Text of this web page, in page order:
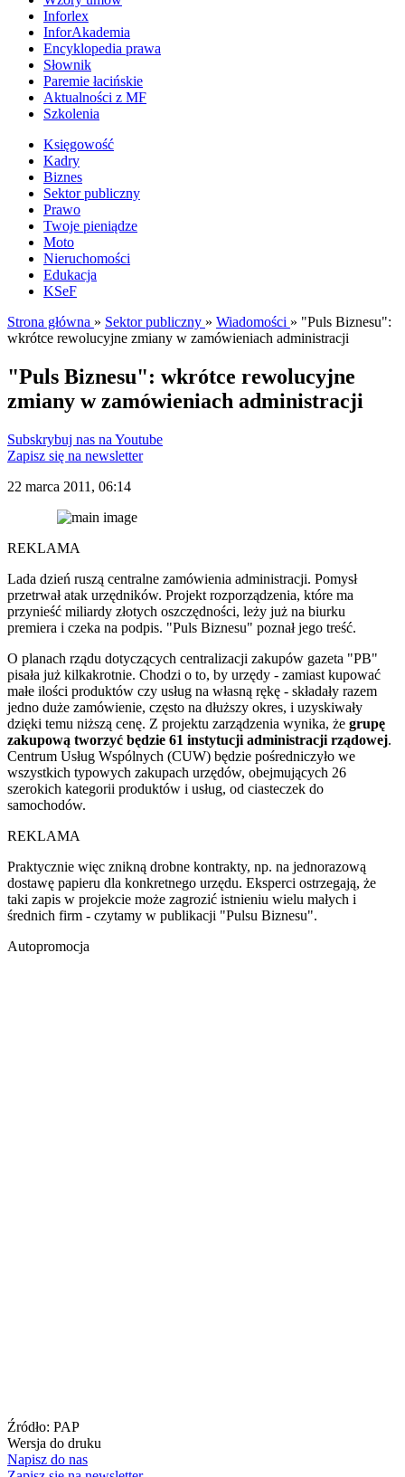
Inforlex
InforAkademia
Encyklopedia prawa
Słownik
Paremie łacińskie
Aktualności z MF
Szkolenia
Księgowość
Kadry
Biznes
Sektor publiczny
Prawo
Twoje pieniądze
Moto
Nieruchomości
Edukacja
KSeF
Strona główna » Sektor publiczny » Wiadomości » "Puls Biznesu":
wkrótce rewolucyjne zmiany w zamówieniach administracji
"Puls Biznesu": wkrótce rewolucyjne
zmiany w zamówieniach administracji
Subskrybuj nas na Youtube
Zapisz się na newsletter
22 marca 2011, 06:14
REKLAMA
Lada dzień ruszą centralne zamówienia administracji. Pomysł
przetrwał atak urzędników. Projekt rozporządzenia, które ma
przynieść miliardy złotych oszczędności, leży już na biurku
premiera i czeka na podpis. "Puls Biznesu" poznał jego treść.
O planach rządu dotyczących centralizacji zakupów gazeta "PB"
pisała już kilkakrotnie. Chodzi o to, by urzędy - zamiast kupować
małe ilości produktów czy usług na własną rękę - składały razem
jedno duże zamówienie, często na dłuższy okres, i uzyskiwały
dzięki temu niższą cenę. Z projektu zarządzenia wynika, że grupę
zakupową tworzyć będzie 61 instytucji administracji rządowej.
Centrum Usług Wspólnych (CUW) będzie pośredniczyło we
wszystkich typowych zakupach urzędów, obejmujących 26
szerokich kategorii produktów i usług, od ciasteczek do
samochodów.
REKLAMA
Praktycznie więc znikną drobne kontrakty, np. na jednorazową
dostawę papieru dla konkretnego urzędu. Eksperci ostrzegają, że
taki zapis w projekcie może zagrozić istnieniu wielu małych i
średnich firm - czytamy w publikacji "Pulsu Biznesu".
Autopromocja
Źródło: PAP
Wersja do druku
Napisz do nas